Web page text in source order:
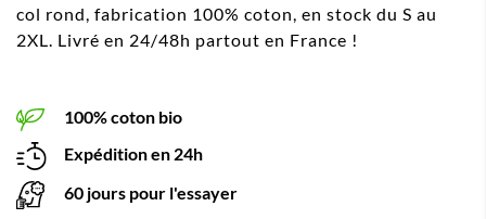
col rond, fabrication 100% coton, en stock du S au
2XL. Livré en 24/48h partout en France !
100% coton bio
Expédition en 24h
60 jours pour l'essayer